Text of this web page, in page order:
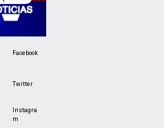
Facebook
Twitter
Instagra
m